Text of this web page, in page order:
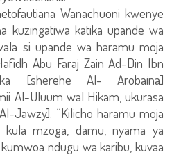
Wanachuoni kwenye
kuzingatiwa katika upande wa
si upande wa haramu moja
Abu Faraj Zain Ad-Din Ibn
[sherehe Al- Arobaina]
Al-Uluum wal Hikam, ukurasa
Jawzy]: “Kilicho haramu moja
mzoga, damu, nyama ya
ndugu wa karibu, kuvaa